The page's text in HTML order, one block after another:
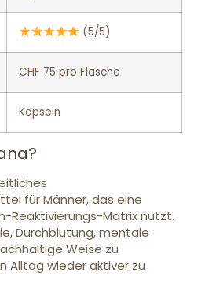
(5/5)
CHF 75 pro Flasche
Kapseln
für Männer, das eine
Reaktivierungs-Matrix nutzt.
Durchblutung, mentale
Weise zu
Alltag wieder aktiver zu